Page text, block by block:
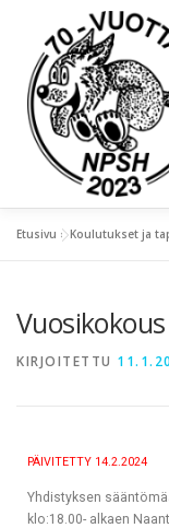
KOULUTUKSET
Etusivu »Koulutukset ja
KIRJOITETTU
PÄIVITETTY 14.2.2024
Yhdistyksen
klo:18.00- alkaen